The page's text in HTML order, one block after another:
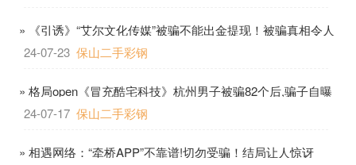
» 《引诱》“艾尔文化传媒”被骗不能出金提现！被骗真相令人
24-07-23 保山二手彩钢
» 格局open《冒充酷宅科技》杭州男子被骗82个后,骗子自曝
24-07-17 保山二手彩钢
» 相遇网络：“牵桥APP”不靠谱!切勿受骗！结局让人惊讶